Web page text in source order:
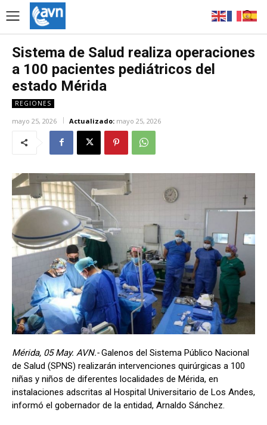
Sistema de Salud realiza operaciones
a 100 pacientes pediátricos del
estado Mérida
REGIONES
mayo 25, 2026 Actualizado: mayo 25, 2026
Mérida, 05 May. AVN.-Galenos del Sistema Público Nacional
de Salud (SPNS) realizarán intervenciones quirúrgicas a 100
niñas y niños de diferentes localidades de Mérida, en
instalaciones adscritas al Hospital Universitario de Los Andes,
informó el gobernador de la entidad, Arnaldo Sánchez.